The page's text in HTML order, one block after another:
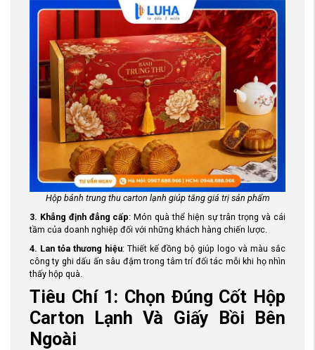
Hộp bánh trung thu carton lạnh giúp tăng giá trị sản phẩm
3. Khẳng định đẳng cấp: Món quà thể hiện sự trân trọng và cái
tầm của doanh nghiệp đối với những khách hàng chiến lược.
4. Lan tỏa thương hiệu: Thiết kế đồng bộ giúp logo và màu sắc
công ty ghi dấu ấn sâu đậm trong tâm trí đối tác mỗi khi họ nhìn
thấy hộp quà.
Tiêu Chí 1: Chọn Đúng Cốt Hộp
Carton Lạnh Và Giấy Bồi Bên
Ngoài